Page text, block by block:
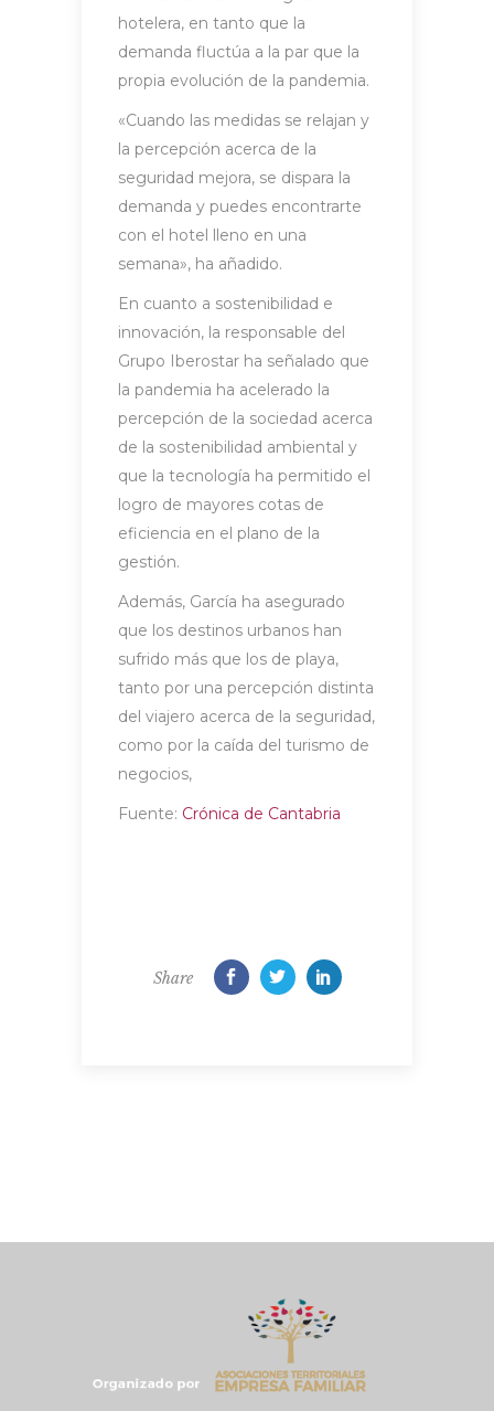
hotelera, en tanto que la
demanda fluctúa a la par que la
propia evolución de la pandemia.
«Cuando las medidas se relajan y
la percepción acerca de la
seguridad mejora, se dispara la
demanda y puedes encontrarte
con el hotel lleno en una
semana», ha añadido.
En cuanto a sostenibilidad e
innovación, la responsable del
Grupo Iberostar ha señalado que
la pandemia ha acelerado la
percepción de la sociedad acerca
de la sostenibilidad ambiental y
que la tecnología ha permitido el
logro de mayores cotas de
eficiencia en el plano de la
gestión.
Además, García ha asegurado
que los destinos urbanos han
sufrido más que los de playa,
tanto por una percepción distinta
del viajero acerca de la seguridad,
como por la caída del turismo de
negocios,
Fuente: Crónica de Cantabria
Share